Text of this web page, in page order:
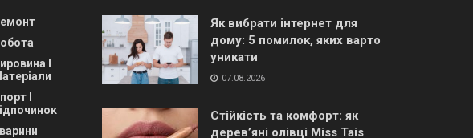
І
І
Як вибрати інтернет для
дому: 5 помилок, яких варто
уникати
07.08.2026
Стійкість та комфорт: як
дерев’яні олівці Miss Tais